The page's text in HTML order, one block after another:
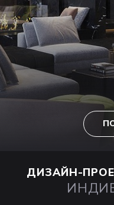
ДИЗАЙН-